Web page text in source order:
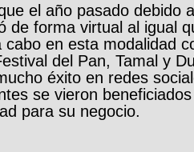
el año pasado debido
de forma virtual al igual
cabo en esta modalidad
del Pan, Tamal y
éxito en redes
se vieron
para su negocio.